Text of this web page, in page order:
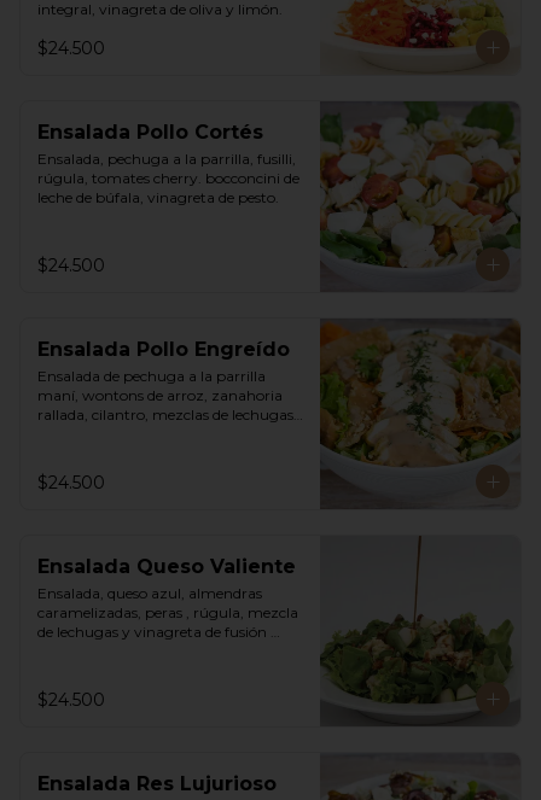
integral, vinagreta de oliva y limón.
$24.500
Ensalada Pollo Cortés
Ensalada, pechuga a la parrilla, fusilli,
rúgula, tomates cherry. bocconcini de
leche de búfala, vinagreta de pesto.
$24.500
Ensalada Pollo Engreído
Ensalada de pechuga a la parrilla
maní, wontons de arroz, zanahoria
rallada, cilantro, mezclas de lechugas,
$24.500
Ensalada Queso Valiente
Ensalada, queso azul, almendras
caramelizadas, peras , rúgula, mezcla
de lechugas y vinagreta de fusión
$24.500
Ensalada Res Lujurioso